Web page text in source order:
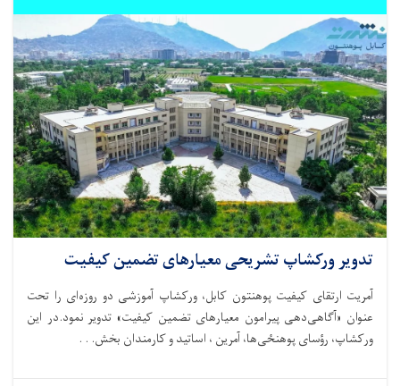
تدویر ورکشاپ تشریحی معیارهای تضمین کیفیت
آمریت ارتقای کیفیت پوهنتون کابل، ورکشاپ آموزشی دو روزه‌ای را تحت
عنوان «آگاهی‌دهی پیرامون معیارهای تضمین کیفیت» تدویر نمود.در این
ورکشاپ، رؤسای پوهنځی‌ها، آمرین ، اساتید و کارمندان بخش. . .